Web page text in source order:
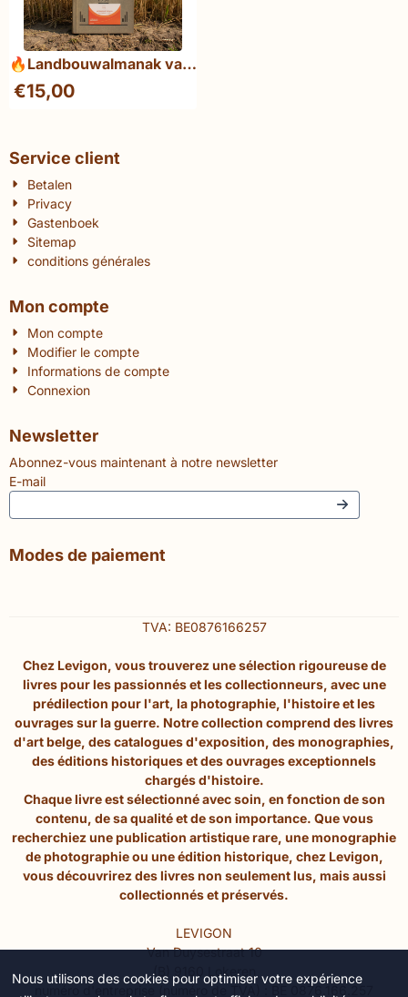
🔥Landbouwalmanak van
den Belgischen
Boerenbond 1931
€15,00
Service client
Betalen
Privacy
Gastenboek
Sitemap
conditions générales
Mon compte
Mon compte
Modifier le compte
Informations de compte
Connexion
Newsletter
Abonnez-vous maintenant à notre newsletter
E-mail
Modes de paiement
TVA: BE0876166257
Chez Levigon, vous trouverez une sélection rigoureuse de
livres pour les passionnés et les collectionneurs, avec une
prédilection pour l'art, la photographie, l'histoire et les
ouvrages sur la guerre. Notre collection comprend des livres
d'art belge, des catalogues d'exposition, des monographies,
des éditions historiques et des ouvrages exceptionnels
chargés d'histoire.
Chaque livre est sélectionné avec soin, en fonction de son
contenu, de sa qualité et de son importance. Que vous
recherchiez une publication artistique rare, une monographie
de photographie ou une édition historique, chez Levigon,
vous découvrirez des livres non seulement lus, mais aussi
collectionnés et préservés.
LEVIGON
Van Duysestraat 10
(B) 9160 Lokeren
numéro d'entreprise (numéro de TVA) : BE 0876.166.257
Nous utilisons des cookies pour optimiser votre expérience